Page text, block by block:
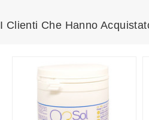
I Clienti Che Hanno